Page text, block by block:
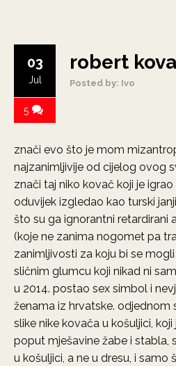
robert
Posted by: Ivo
03
Jul
5
znači evo što je mom
najzanimljivije od cijelog ovog
znači taj niko kovač koji je
oduvijek izgledao kao turski
što su ga ignorantni retardirani
(koje ne zanima nogomet pa
zanimljivosti za koju bi se
sličnim glumcu koji nikad ni
u 2014. postao sex simbol i
ženama iz hrvatske. odjednom
slike nike kovača u košuljici,
poput mješavine žabe i stabla,
u košuljici, a ne u dresu, i samo